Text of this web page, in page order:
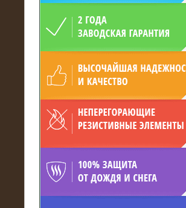
произведён высоковольтный
нагрузочный комплекс 24 МВт с
напряжением 6/10 кВ
15.04.2017
Нагрузочный комплекс 16 МВт с